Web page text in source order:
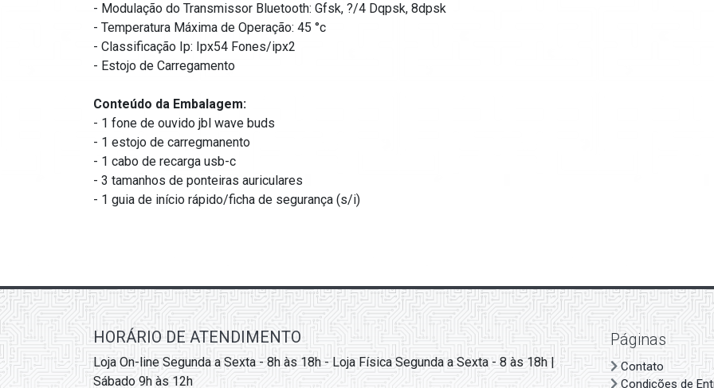
- Modulação do Transmissor Bluetooth: Gfsk, ?/4 Dqpsk, 8dpsk
- Temperatura Máxima de Operação: 45 °c
- Classificação Ip: Ipx54 Fones/ipx2
- Estojo de Carregamento
Conteúdo da Embalagem:
- 1 fone de ouvido jbl wave buds
- 1 estojo de carregmanento
- 1 cabo de recarga usb-c
- 3 tamanhos de ponteiras auriculares
- 1 guia de início rápido/ficha de segurança (s/i)
Páginas
Contato
Condições de
HORÁRIO DE ATENDIMENTO
Loja On-line Segunda a Sexta - 8h às 18h - Loja Física Segunda a Sexta - 8 às 18h |
Sábado 9h às 12h